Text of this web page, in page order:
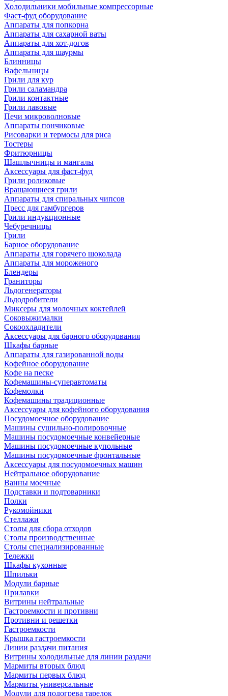
Холодильники мобильные компрессорные
Фаст-фуд оборудование
Аппараты для попкорна
Аппараты для сахарной ваты
Аппараты для хот-догов
Аппараты для шаурмы
Блинницы
Вафельницы
Грили для кур
Грили саламандра
Грили контактные
Грили лавовые
Печи микроволновые
Аппараты пончиковые
Рисоварки и термосы для риса
Тостеры
Фритюрницы
Шашлычницы и мангалы
Аксессуары для фаст-фуд
Грили роликовые
Вращающиеся грили
Аппараты для спиральных чипсов
Пресс для гамбургеров
Грили индукционные
Чебуречницы
Грили
Барное оборудование
Аппараты для горячего шоколада
Аппараты для мороженого
Блендеры
Граниторы
Льдогенераторы
Льдодробители
Миксеры для молочных коктейлей
Соковыжималки
Сокоохладители
Аксессуары для барного оборудования
Шкафы барные
Аппараты для газированной воды
Кофейное оборудование
Кофе на песке
Кофемашины-суперавтоматы
Кофемолки
Кофемашины традиционные
Аксессуары для кофейного оборудования
Посудомоечное оборудование
Машины сушильно-полировочные
Машины посудомоечные конвейерные
Машины посудомоечные купольные
Машины посудомоечные фронтальные
Аксессуары для посудомоечных машин
Нейтральное оборудование
Ванны моечные
Подставки и подтоварники
Полки
Рукомойники
Стеллажи
Столы для сбора отходов
Столы производственные
Столы специализированные
Тележки
Шкафы кухонные
Шпильки
Модули барные
Прилавки
Витрины нейтральные
Гастроемкости и противни
Противни и решетки
Гастроемкости
Крышка гастроемкости
Линии раздачи питания
Витрины холодильные для линии раздачи
Мармиты вторых блюд
Мармиты первых блюд
Мармиты универсальные
Модули для подогрева тарелок